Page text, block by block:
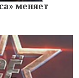
меняет